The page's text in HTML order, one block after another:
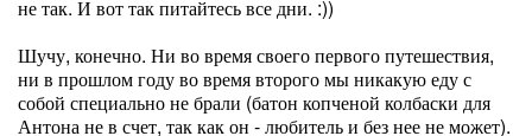
не так. И вот так питайтесь все дни. :))
Шучу, конечно. Ни во время своего первого путешествия,
ни в прошлом году во время второго мы никакую еду с
собой специально не брали (батон копченой колбаски для
Антона не в счет, так как он - любитель и без нее не может).